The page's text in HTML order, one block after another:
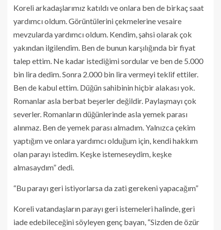
Koreli arkadaşlarımız katıldı ve onlara ben de birkaç saat
yardımcı oldum. Görüntülerini çekmelerine vesaire
mevzularda yardımcı oldum. Kendim, şahsi olarak çok
yakından ilgilendim. Ben de bunun karşılığında bir fiyat
talep ettim. Ne kadar istediğimi sordular ve ben de 5.000
bin lira dedim. Sonra 2.000 bin lira vermeyi teklif ettiler.
Ben de kabul ettim. Düğün sahibinin hiçbir alakası yok.
Romanlar asla berbat beşerler değildir. Paylaşmayı çok
severler. Romanların düğünlerinde asla yemek parası
alınmaz. Ben de yemek parası almadım. Yalnızca çekim
yaptığım ve onlara yardımcı olduğum için, kendi hakkım
olan parayı istedim. Keşke istemeseydim, keşke
almasaydım” dedi.
“Bu parayı geri istiyorlarsa da zati gerekeni yapacağım”
Koreli vatandaşların parayı geri istemeleri halinde, geri
iade edebileceğini söyleyen genç bayan, “Sizden de özür